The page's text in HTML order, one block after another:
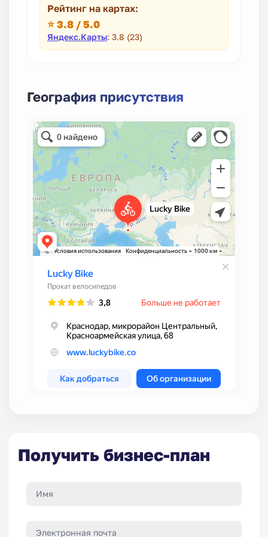
Рейтинг на картах:
⭐ 3.8 / 5.0
Яндекс.Карты: 3.8 (23)
География присутствия
Получить бизнес-план